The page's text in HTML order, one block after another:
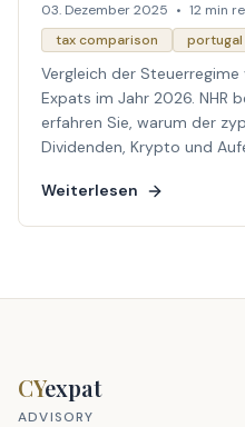
03. Dezember 2025 • 12 min
tax comparison
portugal
Vergleich der
Expats im Jahr 2026. NHR
erfahren Sie, warum der
Dividenden, Krypto und
Weiterlesen
CYexpat
ADVISORY